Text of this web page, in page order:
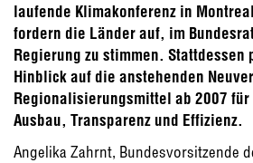
laufende Klimakonferenz in
fordern die Länder auf, im
Regierung zu stimmen.
Hinblick auf die anstehenden
Regionalisierungsmittel ab 2007
Ausbau, Transparenz und Effizienz.
Angelika Zahrnt, Bundesvorsitzende